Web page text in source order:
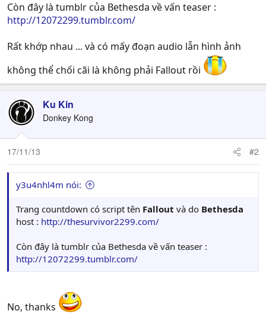
Còn đây là tumblr của Bethesda về vấn teaser :
http://12072299.tumblr.com/
Rất khớp nhau ... và có mấy đoạn audio lẫn hình ảnh
không thể chối cãi là không phải Fallout rồi
Ku Kin
Donkey Kong
17/11/13 #2
y3u4nhl4m nói:
Trang countdown có script tên Fallout và do Bethesda
host : http://thesurvivor2299.com/
Còn đây là tumblr của Bethesda về vấn teaser :
http://12072299.tumblr.com/
No, thanks